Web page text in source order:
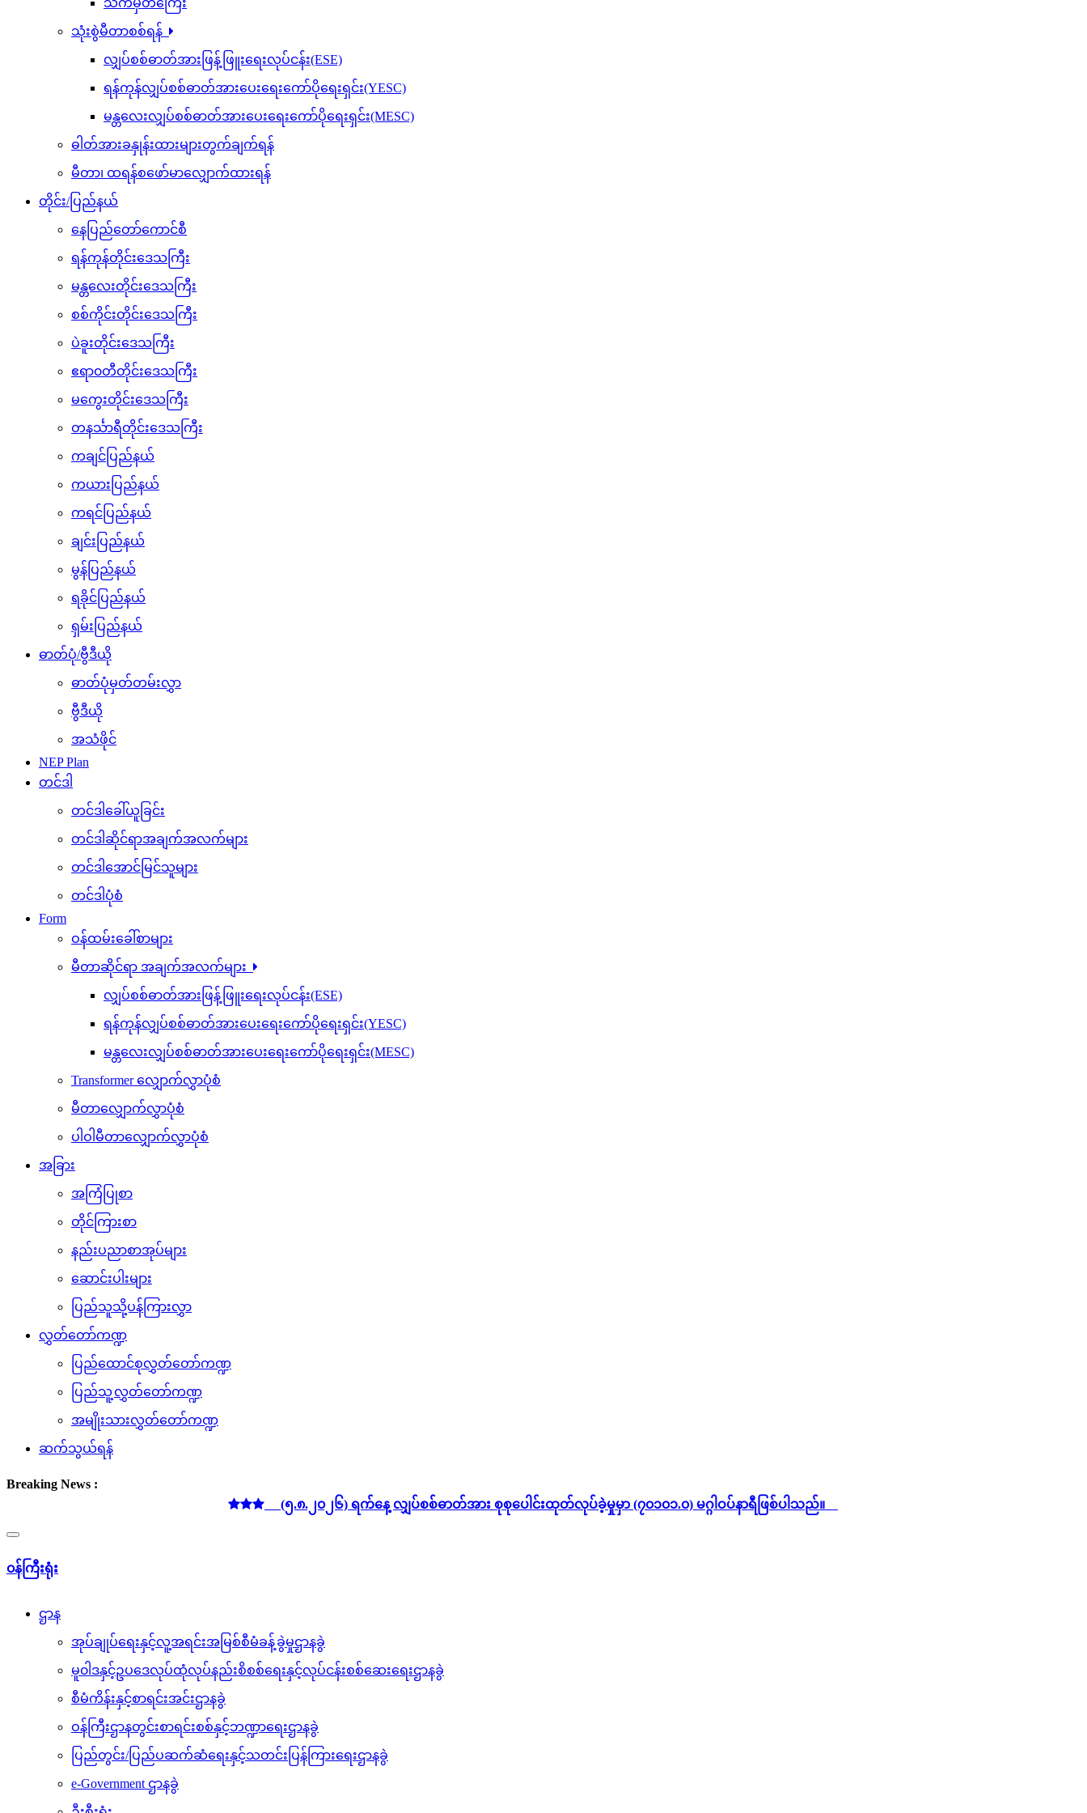
သက်မှတ်ကြေး
သုံးစွဲမီတာစစ်ရန်
လျှပ်စစ်ဓာတ်အားဖြန့်ဖြူးရေးလုပ်ငန်း(ESE)
ရန်ကုန်လျှပ်စစ်ဓာတ်အားပေးရေးကော်ပိုရေးရှင်း(YESC)
မန္တလေးလျှပ်စစ်ဓာတ်အားပေးရေးကော်ပိုရေးရှင်း(MESC)
ဓါတ်အားခနှုန်းထားများတွက်ချက်ရန်
မီတာ၊ ထရန်စဖော်မာလျှောက်ထားရန်
တိုင်း/ပြည်နယ်
နေပြည်တော်ကောင်စီ
ရန်ကုန်တိုင်းဒေသကြီး
မန္တလေးတိုင်းဒေသကြီး
စစ်ကိုင်းတိုင်းဒေသကြီး
ပဲခူးတိုင်းဒေသကြီး
ဧရာ၀တီတိုင်းဒေသကြီး
မကွေးတိုင်းဒေသကြီး
တနင်္သာရီတိုင်းဒေသကြီး
ကချင်ပြည်နယ်
ကယားပြည်နယ်
ကရင်ပြည်နယ်
ချင်းပြည်နယ်
မွန်ပြည်နယ်
ရခိုင်ပြည်နယ်
ရှမ်းပြည်နယ်
ဓာတ်ပုံ/ဗွီဒီယို
ဓာတ်ပုံမှတ်တမ်းလွှာ
ဗွီဒီယို
အသံဖိုင်
NEP Plan
တင်ဒါ
တင်ဒါခေါ်ယူခြင်း
တင်ဒါဆိုင်ရာအချက်အလက်များ
တင်ဒါအောင်မြင်သူများ
တင်ဒါပုံစံ
Form
ဝန်ထမ်းခေါ်စာများ
မီတာဆိုင်ရာ အချက်အလက်များ
လျှပ်စစ်ဓာတ်အားဖြန့်ဖြူးရေးလုပ်ငန်း(ESE)
ရန်ကုန်လျှပ်စစ်ဓာတ်အားပေးရေးကော်ပိုရေးရှင်း(YESC)
မန္တလေးလျှပ်စစ်ဓာတ်အားပေးရေးကော်ပိုရေးရှင်း(MESC)
Transformer လျှောက်လွှာပုံစံ
မီတာလျှောက်လွှာပုံစံ
ပါဝါမီတာလျှောက်လွှာပုံစံ
အခြား
အကြံပြုစာ
တိုင်ကြားစာ
နည်းပညာစာအုပ်များ
ဆောင်းပါးများ
ပြည်သူသို့ပန်ကြားလွှာ
လွှတ်တော်ကဏ္ဍ
ပြည်ထောင်စုလွှတ်တော်ကဏ္ဍ
ပြည်သူ့လွှတ်တော်ကဏ္ဍ
အမျိုးသားလွှတ်တော်ကဏ္ဍ
ဆက်သွယ်ရန်
Breaking News :
(၅.၈.၂၀၂၆) ရက်နေ့ လျှပ်စစ်ဓာတ်အား စုစုပေါင်းထုတ်လုပ်ခဲ့မှုမှာ (၇၀၁၀၁.၀) မဂ္ဂါဝပ်နာရီဖြစ်ပါသည်။
Toggle
၀န်ကြီးရုံး
ဌာန
အုပ်ချုပ်ရေးနှင့်လူ့အရင်းအမြစ်စီမံခန့်ခွဲမှုဌာနခွဲ
မူ၀ါဒနှင့်ဥပဒေလုပ်ထုံလုပ်နည်းစိစစ်ရေးနှင့်လုပ်ငန်းစစ်ဆေးရေးဌာနခွဲ
စီမံကိန်းနှင့်စာရင်းအင်းဌာနခွဲ
ဝန်ကြီးဌာနတွင်းစာရင်းစစ်နှင့်ဘဏ္ဍာရေးဌာနခွဲ
ပြည်တွင်း/ပြည်ပဆက်ဆံရေးနှင့်သတင်းပြန်ကြားရေးဌာနခွဲ
e-Government ဌာနခွဲ